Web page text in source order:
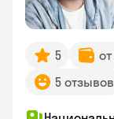
5
5 отзывов